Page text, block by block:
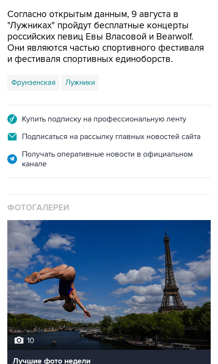
Согласно открытым данным, 9 августа в
"Лужниках" пройдут бесплатные концерты
российских певиц Евы Власовой и Bearwolf.
Они являются частью спортивного фестиваля
и фестиваля спортивных единоборств.
Фрунзенская Лужники
Купить подписку на профессиональную ленту
Подписаться на рассылку главных новостей сайта
Получать оперативные новости в официальном
канале
ФОТОГАЛЕРЕИ
10
Лучшие фото недели